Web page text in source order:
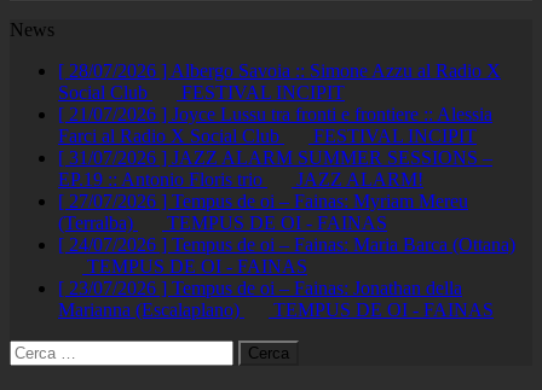
News
[ 28/07/2026 ] Albergo Savoia :: Simone Azzu al Radio X
Social Club
FESTIVAL INCIPIT
[ 21/07/2026 ] Joyce Lussu tra fronti e frontiere :: Alessia
Farci al Radio X Social Club
FESTIVAL INCIPIT
[ 31/07/2026 ] JAZZ ALARM SUMMER SESSIONS –
EP.19 :: Antonio Floris trio
JAZZ ALARM!
[ 27/07/2026 ] Tempus de oi – Fainas: Myriam Mereu
(Terralba)
TEMPUS DE OI - FAINAS
[ 24/07/2026 ] Tempus de oi – Fainas: Maria Barca (Ottana)
TEMPUS DE OI - FAINAS
[ 23/07/2026 ] Tempus de oi – Fainas: Jonathan della
Marianna (Escalaplano)
TEMPUS DE OI - FAINAS
Ricerca
per: